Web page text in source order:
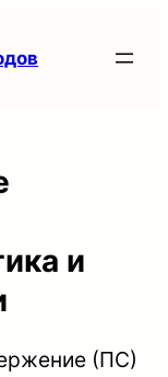
и
(ПС)